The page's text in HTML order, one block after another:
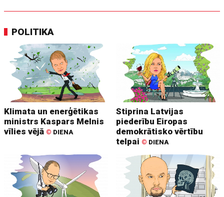
POLITIKA
Klimata un enerģētikas
ministrs Kaspars Melnis
vīlies vējā © DIENA
Stiprina Latvijas
piederību Eiropas
demokrātisko vērtību
telpai © DIENA